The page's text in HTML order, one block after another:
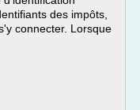
des impôts,
connecter. Lorsque